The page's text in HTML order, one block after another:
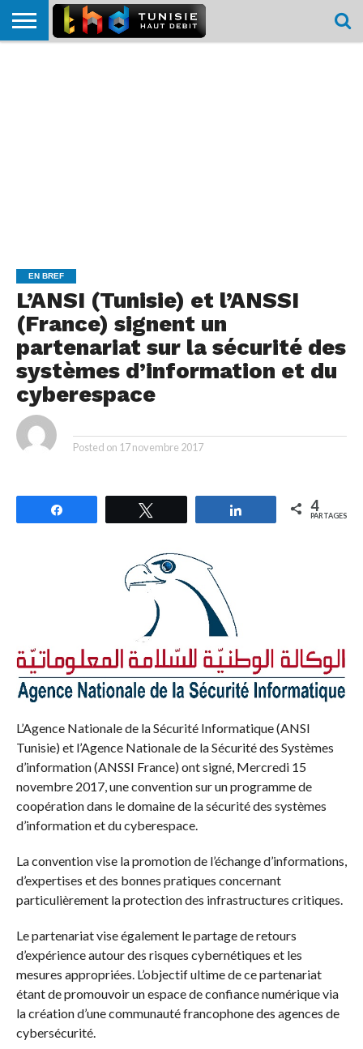
EN BREF
L’ANSI (Tunisie) et l’ANSSI
(France) signent un
partenariat sur la sécurité des
systèmes d’information et du
cyberespace
Posted on 17 novembre 2017
Partagez 4
PARTAGES
L’Agence Nationale de la Sécurité Informatique (ANSI
Tunisie) et l’Agence Nationale de la Sécurité des Systèmes
d’information (ANSSI France) ont signé, Mercredi 15
novembre 2017, une convention sur un programme de
coopération dans le domaine de la sécurité des systèmes
d’information et du cyberespace.
La convention vise la promotion de l’échange d’informations,
d’expertises et des bonnes pratiques concernant
particulièrement la protection des infrastructures critiques.
Le partenariat vise également le partage de retours
d’expérience autour des risques cybernétiques et les
mesures appropriées. L’objectif ultime de ce partenariat
étant de promouvoir un espace de confiance numérique via
la création d’une communauté francophone des agences de
cybersécurité.